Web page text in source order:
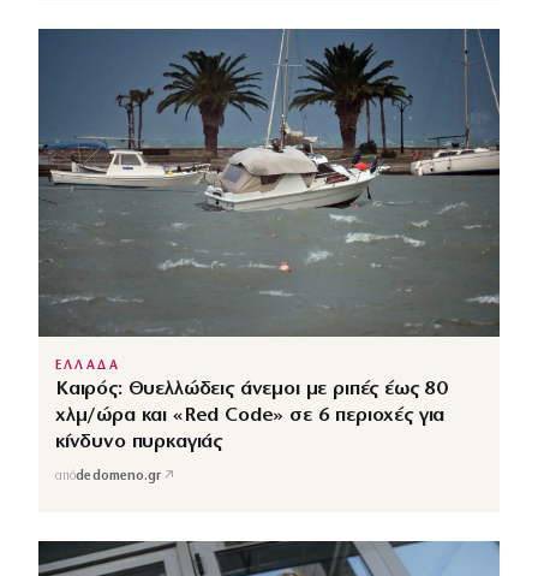
ΕΛΛΑΔΑ
Καιρός: Θυελλώδεις άνεμοι με ριπές έως 80
χλμ/ώρα και «Red Code» σε 6 περιοχές για
κίνδυνο πυρκαγιάς
απόdedomeno.gr ↗